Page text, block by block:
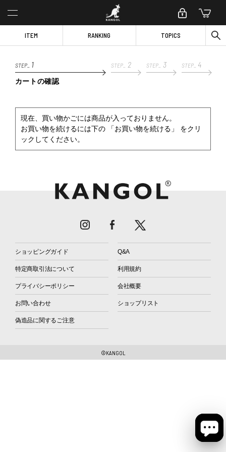
ITEM RANKING TOPICS
STEP_ 1
カートの確認
STEP_ 2 STEP_ 3 STEP_ 4
現在、買い物かごには商品が入っておりません。
お買い物を続けるには下の 「お買い物を続ける」 をクリ
ックしてください。
ショッピングガイド Q&A
特定商取引法について 利用規約
プライバシーポリシー 会社概要
お問い合わせ ショップリスト
偽造品に関するご注意
©KANGOL